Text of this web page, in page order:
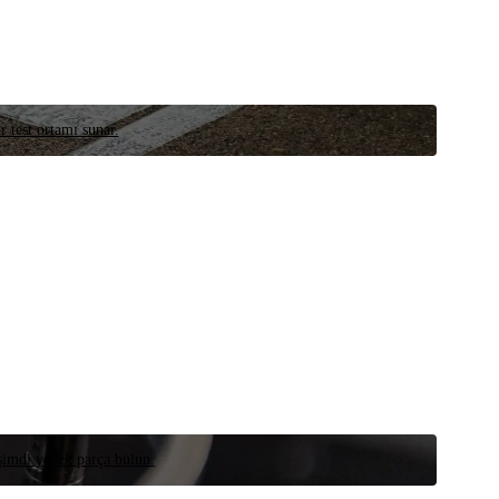
test ortamı sunar.
yedek parça bulun.